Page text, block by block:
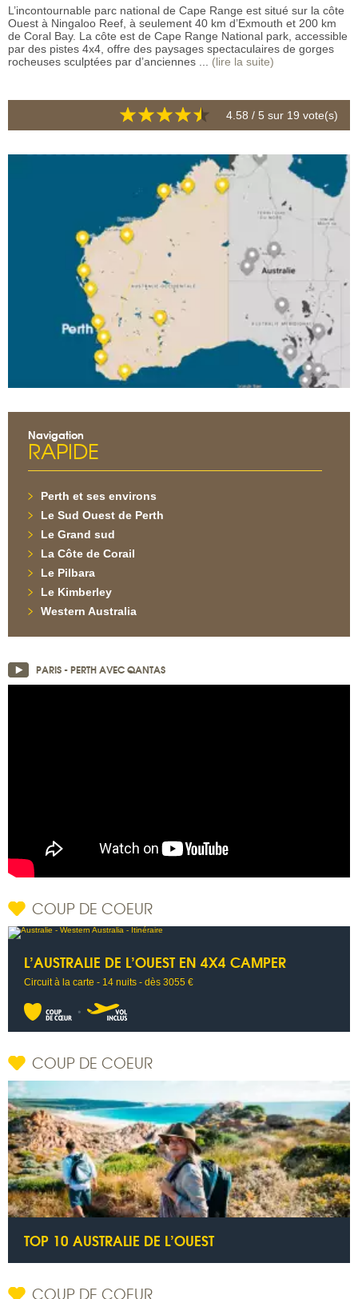
L’incontournable parc national de Cape Range est situé sur la côte
Ouest à Ningaloo Reef, à seulement 40 km d’Exmouth et 200 km
de Coral Bay. La côte est de Cape Range National park, accessible
par des pistes 4x4, offre des paysages spectaculaires de gorges
rocheuses sculptées par d’anciennes ... (lire la suite)
4.58 / 5 sur 19 vote(s)
Navigation
RAPIDE
Perth et ses environs
Le Sud Ouest de Perth
Le Grand sud
La Côte de Corail
Le Pilbara
Le Kimberley
Western Australia
PARIS - PERTH AVEC QANTAS
COUP DE COEUR
L’AUSTRALIE DE L’OUEST EN 4X4 CAMPER
Circuit à la carte - 14 nuits - dès 3055 €
COUP DE COEUR
TOP 10 AUSTRALIE DE L’OUEST
COUP DE COEUR